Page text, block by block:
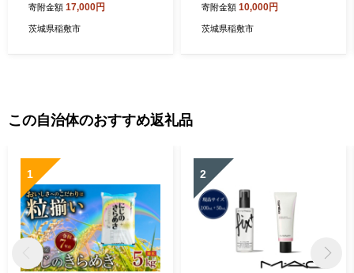
お米 おこめ 精米 直送 稲敷
茨城 [2253]
寄附金額 17,000円
茨城県稲敷市
[1664]
寄附金額 10,000円
茨城県稲敷市
この自治体のおすすめ返礼品
1 2